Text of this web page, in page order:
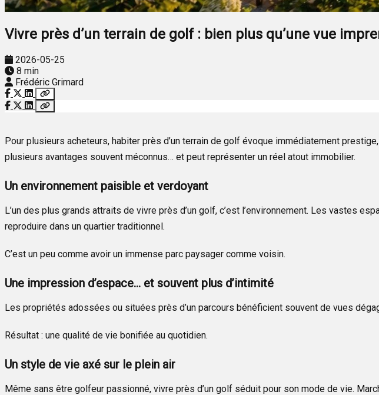
Vivre près d’un terrain de golf : bien plus qu’une vue
2026-05-25
8 min
Frédéric Grimard
Pour plusieurs acheteurs, habiter près d’un terrain de golf évoque immédiatement
plusieurs avantages souvent méconnus… et peut représenter un réel atout immobilier.
Un environnement paisible et verdoyant
L’un des plus grands attraits de vivre près d’un golf, c’est l’environnement. Les vastes
reproduire dans un quartier traditionnel.
C’est un peu comme avoir un immense parc paysager comme voisin.
Une impression d’espace… et souvent plus d’intimité
Les propriétés adossées ou situées près d’un parcours bénéficient souvent de vues
Résultat : une qualité de vie bonifiée au quotidien.
Un style de vie axé sur le plein air
Même sans être golfeur passionné, vivre près d’un golf séduit pour son mode de vie.